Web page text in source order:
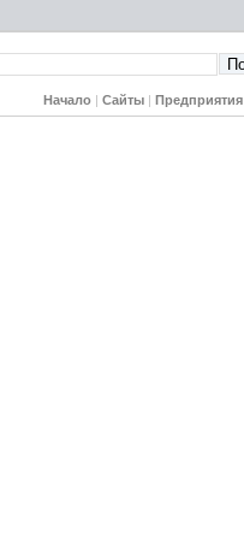
Начало Сайты Предприятия